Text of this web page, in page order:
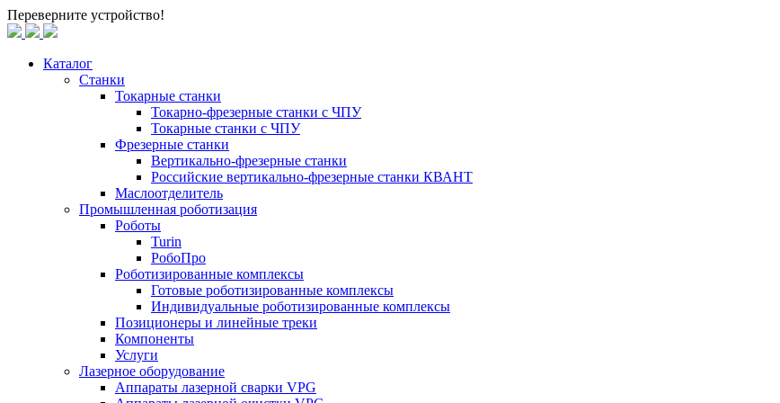
Переверните устройство!
Каталог
Станки
Токарные станки
Токарно-фрезерные станки c ЧПУ
Токарные станки с ЧПУ
Фрезерные станки
Вертикально-фрезерные станки
Российские вертикально-фрезерные станки КВАНТ
Маслоотделитель
Промышленная роботизация
Роботы
Turin
РобоПро
Роботизированные комплексы
Готовые роботизированные комплексы
Индивидуальные роботизированные комплексы
Позиционеры и линейные треки
Компоненты
Услуги
Лазерное оборудование
Аппараты лазерной сварки VPG